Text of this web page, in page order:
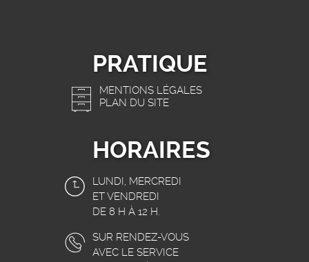
PRATIQUE
MENTIONS LÉGALES
PLAN DU SITE
HORAIRES
LUNDI, MERCREDI
ET VENDREDI
DE 8 H À 12 H.
SUR RENDEZ-VOUS
AVEC LE SERVICE